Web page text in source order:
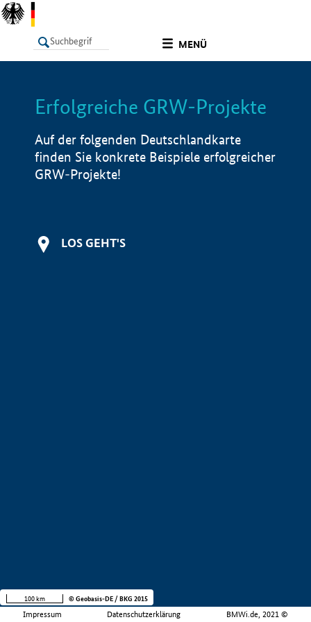
MENÜ
LISTE Info
Erfolgreiche GRW-Projekte
Auf der folgenden Deutschlandkarte
finden Sie konkrete Beispiele erfolgreicher
GRW-Projekte!
LOS GEHT'S
Impressum Datenschutzerklärung BMWi.de, 2021 ©
100 km © Geobasis-DE / BKG 2015